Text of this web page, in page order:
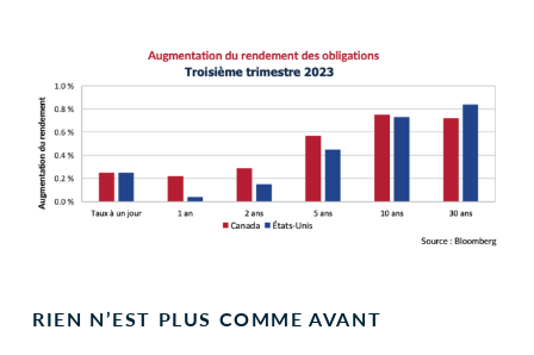
RIEN N’EST PLUS COMME AVANT